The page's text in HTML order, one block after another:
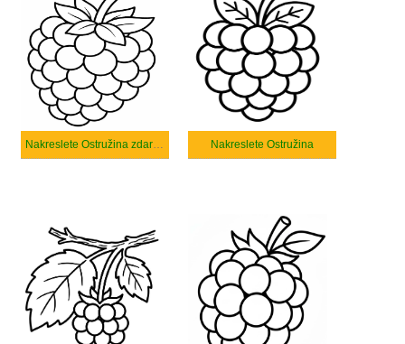
Nakreslete Ostružina zdarma prostý Nakreslete Ostružina